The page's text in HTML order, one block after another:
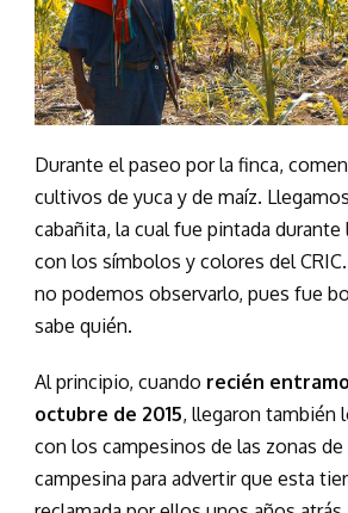
Durante el paseo por la finca,
cultivos de yuca y de maíz.
cabañita, la cual fue pintada durante
con los símbolos y colores del
no podemos observarlo, pues fue
sabe quién.
Al principio, cuando recién
octubre de 2015, llegaron también
con los campesinos de las zonas de
campesina para advertir que esta